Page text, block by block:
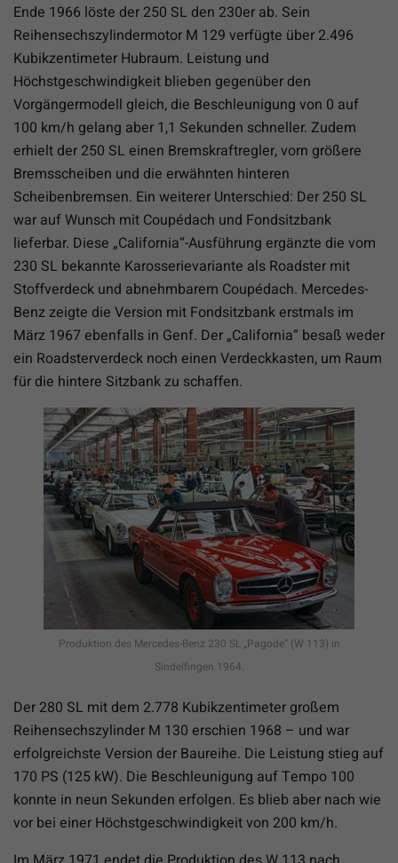
Ende 1966 löste der 250 SL den 230er ab. Sein
Reihensechszylindermotor M 129 verfügte über 2.496
Kubikzentimeter Hubraum. Leistung und
Höchstgeschwindigkeit blieben gegenüber den
Vorgängermodell gleich, die Beschleunigung von 0 auf
100 km/h gelang aber 1,1 Sekunden schneller. Zudem
erhielt der 250 SL einen Bremskraftregler, vorn größere
Bremsscheiben und die erwähnten hinteren
Scheibenbremsen. Ein weiterer Unterschied: Der 250 SL
war auf Wunsch mit Coupédach und Fondsitzbank
lieferbar. Diese „California“-Ausführung ergänzte die vom
230 SL bekannte Karosserievariante als Roadster mit
Stoffverdeck und abnehmbarem Coupédach. Mercedes-
Benz zeigte die Version mit Fondsitzbank erstmals im
März 1967 ebenfalls in Genf. Der „California“ besaß weder
ein Roadsterverdeck noch einen Verdeckkasten, um Raum
für die hintere Sitzbank zu schaffen.
Produktion des Mercedes-Benz 230 SL „Pagode“ (W 113) in
Sindelfingen 1964.
Der 280 SL mit dem 2.778 Kubikzentimeter großem
Reihensechszylinder M 130 erschien 1968 – und war
erfolgreichste Version der Baureihe. Die Leistung stieg auf
170 PS (125 kW). Die Beschleunigung auf Tempo 100
konnte in neun Sekunden erfolgen. Es blieb aber nach wie
vor bei einer Höchstgeschwindigkeit von 200 km/h.